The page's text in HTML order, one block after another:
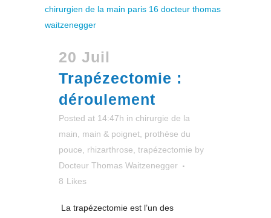
20 Juil
Trapézectomie :
déroulement
Posted at 14:47h in chirurgie de la
main
main & poignet prothèse du
pouce
rhizarthrose trapézectomie by
Docteur Thomas Waitzenegger
8 Likes
La trapézectomie est l’un des